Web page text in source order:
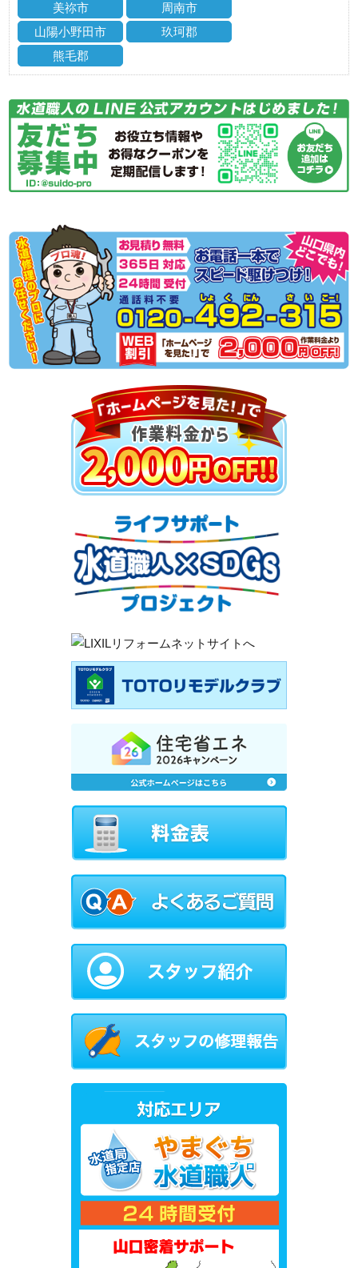
美祢市
周南市
山陽小野田市
玖珂郡
熊毛郡